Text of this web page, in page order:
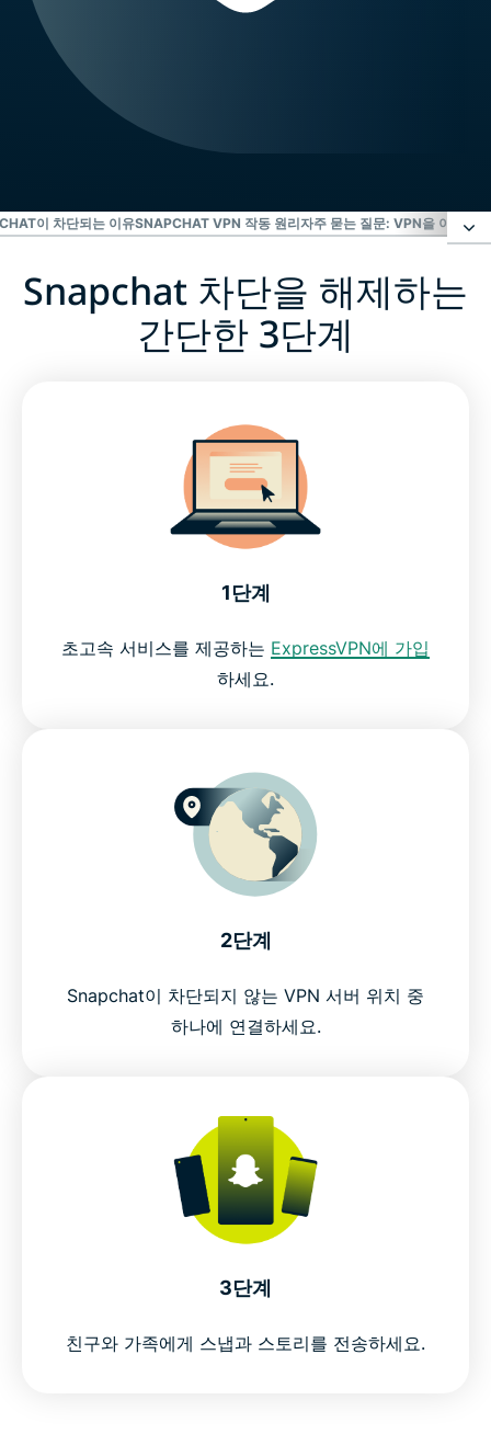
이 차단되는 이유SNAPCHAT VPN 작동 원리자주 묻는 질문: VPN을 이용한
Snapchat 차단을 해제하는 간단한 3단계
최고의 Snapchat용 VPN
Snapchat이 차단되는 이유
Snapchat VPN 작동 원리
자주 묻는 질문: VPN을 이용한 Snapchat 액세스
Snapchat 차단을 해제하는
간단한 3단계
1단계
초고속 서비스를 제공하는 ExpressVPN에 가입
하세요.
2단계
Snapchat이 차단되지 않는 VPN 서버 위치 중
하나에 연결하세요.
3단계
친구와 가족에게 스냅과 스토리를 전송하세요.